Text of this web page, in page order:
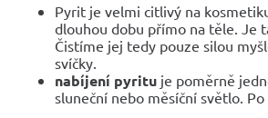
Pyrit je velmi citlivý na
dlouhou dobu přímo na těle. Je
Čistíme jej tedy pouze silou
svíčky.
nabíjení pyritu je poměrně
sluneční nebo měsíční světlo.